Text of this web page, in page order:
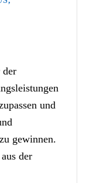
der
und
gewinnen.
der